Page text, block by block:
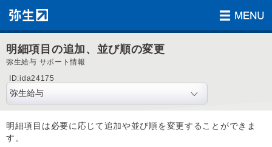
明細項目の追加、並び順の変更
弥生給与 サポート情報
ID:ida24175
明細項目は必要に応じて追加や並び順を変更することができま
す。